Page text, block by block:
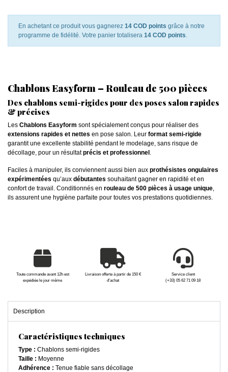
En achetant ce produit vous gagnerez 14 COD points grâce à notre
programme de fidélité. Votre panier totalisera 14 COD points.
Chablons Easyform – Rouleau de 500 pièces
Des chablons semi-rigides pour des poses salon rapides
& précises
Les Chablons Easyform sont spécialement conçus pour réaliser des
extensions rapides et nettes en pose salon. Leur format semi-rigide
garantit une excellente stabilité pendant le modelage, sans risque de
décollage, pour un résultatprécis et professionnel.
Faciles à manipuler, ils conviennent aussi bien aux prothésistes ongulaires
expérimentées qu’aux débutantes souhaitant gagner en rapidité et en
confort de travail. Conditionnés en rouleau de 500 pièces à usage unique,
ils assurent une hygiène parfaite pour toutes vos prestations quotidiennes.
Toute commande avant 12h est
expédiée le jour même
Livraison offerte à partir de 150 €
d'achat
Service client
(+33) 05 62 71 09 18
Description
Caractéristiques techniques
Type : Chablons semi-rigides
Taille : Moyenne
Adhérence : Tenue fiable sans décollage